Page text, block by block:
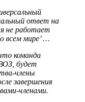
ответ на
не работает
всем мире’ …
команда
будет
члены
завершения
членами.